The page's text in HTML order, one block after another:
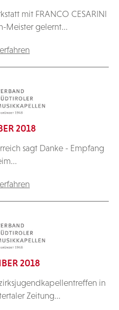
mit FRANCO CESARINI
Meister gelernt...
2018
sagt Danke - Empfang
2018
in
Zeitung...